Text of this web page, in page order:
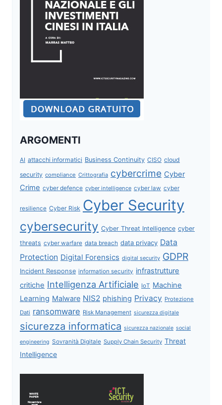
ARGOMENTI
AI attacchi informatici Business Continuity CISO cloud
security compliance Crittografia cybercrime Cyber
Crime cyber defence cyber intelligence cyber law cyber
resilience Cyber Risk Cyber Security
cybersecurity Cyber Threat Intelligence cyber
threats cyber warfare data breach data privacy Data
Protection Digital Forensics digital security GDPR
Incident Response information security infrastrutture
critiche Intelligenza Artificiale IoT Machine
Learning Malware NIS2 phishing Privacy Protezione
Dati ransomware Risk Management sicurezza digitale
sicurezza informatica sicurezza nazionale social
engineering Sovranità Digitale Supply Chain Security Threat
Intelligence